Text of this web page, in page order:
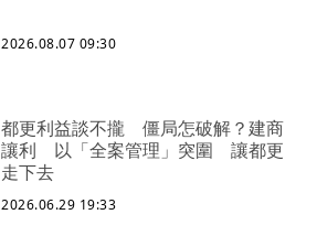
2026.08.07 09:30
都更利益談不攏 僵局怎破解？建商
讓利 以「全案管理」突圍 讓都更
走下去
2026.06.29 19:33